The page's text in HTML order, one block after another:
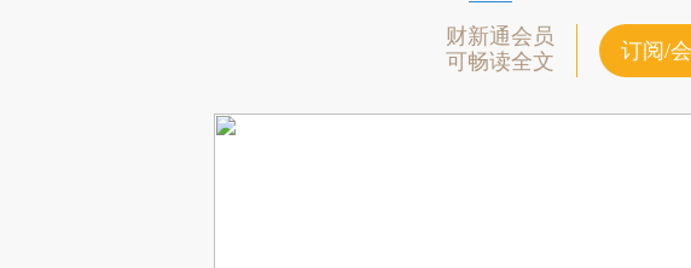
财新通会员
可畅读全文
订阅/